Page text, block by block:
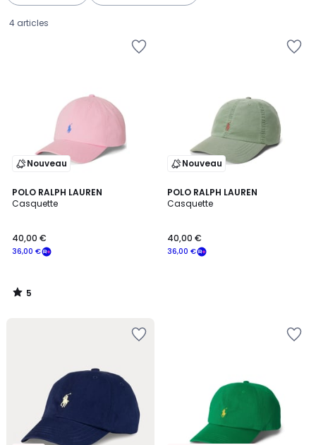
4 articles
Nouveau
POLO RALPH LAUREN
Casquette
€
souscrivez
notre
programme
36,00 €
40,00 €
5
/
5
/
Nouveau
POLO RALPH LAUREN
Casquette
36,00 €
40,00 €